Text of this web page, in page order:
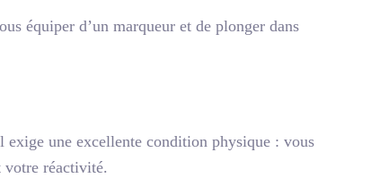
équiper d’un marqueur et de plonger dans
exige une excellente condition physique : vous
votre réactivité.